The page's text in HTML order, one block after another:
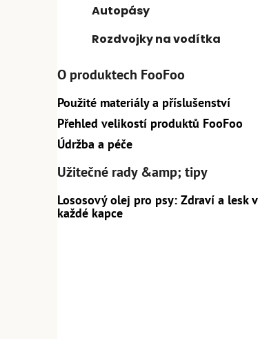
Autopásy
Rozdvojky na vodítka
O produktech FooFoo
Použité materiály a příslušenství
Přehled velikostí produktů FooFoo
Údržba a péče
Užitečné rady &amp; tipy
Lososový olej pro psy: Zdraví a lesk v
každé kapce